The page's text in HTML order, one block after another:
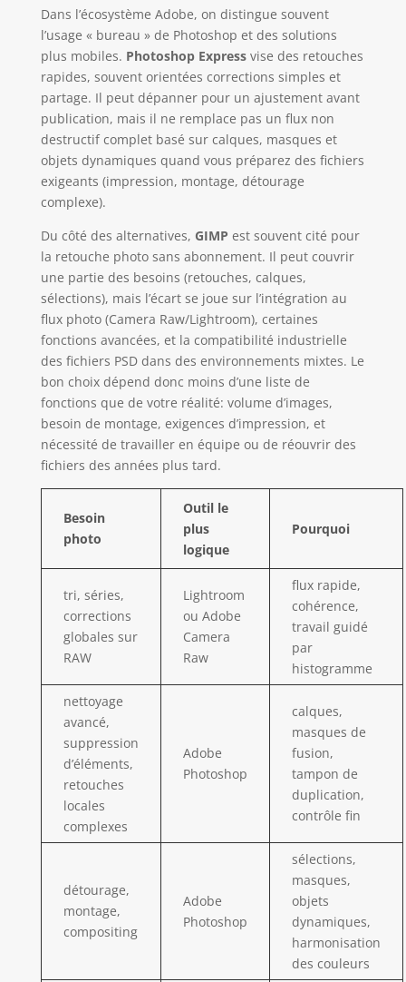
Dans l’écosystème Adobe, on distingue souvent
l’usage « bureau » de Photoshop et des solutions
plus mobiles. Photoshop Expressvise des retouches
rapides, souvent orientées corrections simples et
partage. Il peut dépanner pour un ajustement avant
publication, mais il ne remplace pas un flux non
destructif complet basé sur calques, masques et
objets dynamiques quand vous préparez des fichiers
exigeants (impression, montage, détourage
complexe).
Du côté des alternatives, GIMP est souvent cité pour
la retouche photo sans abonnement. Il peut couvrir
une partie des besoins (retouches, calques,
sélections), mais l’écart se joue sur l’intégration au
flux photo (Camera Raw/Lightroom), certaines
fonctions avancées, et la compatibilité industrielle
des fichiers PSD dans des environnements mixtes. Le
bon choix dépend donc moins d’une liste de
fonctions que de votre réalité: volume d’images,
besoin de montage, exigences d’impression, et
nécessité de travailler en équipe ou de réouvrir des
fichiers des années plus tard.
Besoin
photo
Outil le
plus
logique
Pourquoi
tri, séries,
corrections
globales sur
RAW
Lightroom
ou Adobe
Camera
Raw
flux rapide,
cohérence,
travail guidé
par
histogramme
nettoyage
avancé,
suppression
d’éléments,
retouches
locales
complexes
Adobe
Photoshop
calques,
masques de
fusion,
tampon de
duplication,
contrôle fin
détourage,
montage,
compositing
Adobe
Photoshop
sélections,
masques,
objets
dynamiques,
harmonisation
des couleurs